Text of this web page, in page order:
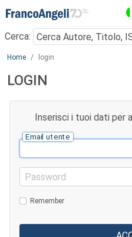
Menu
Cerca:
Main content
Home login
LOGIN
Inserisci i tuoi dati per
Email utente
Password
Remember